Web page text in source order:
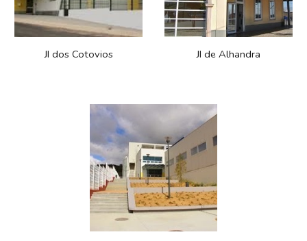
JI dos Cotovios JI de Alhandra